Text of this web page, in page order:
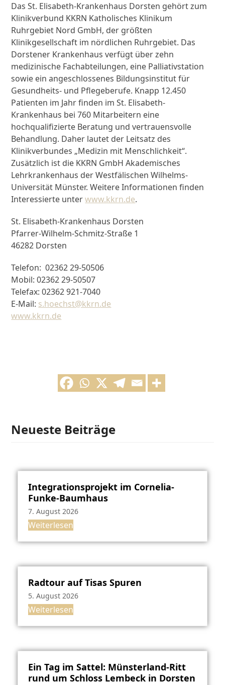
Das St. Elisabeth-Krankenhaus Dorsten gehört zum
Klinikverbund KKRN Katholisches Klinikum
Ruhrgebiet Nord GmbH, der größten
Klinikgesellschaft im nördlichen Ruhrgebiet. Das
Dorstener Krankenhaus verfügt über zehn
medizinische Fachabteilungen, eine Palliativstation
sowie ein angeschlossenes Bildungsinstitut für
Gesundheits- und Pflegeberufe. Knapp 12.450
Patienten im Jahr finden im St. Elisabeth-
Krankenhaus bei 760 Mitarbeitern eine
hochqualifizierte Beratung und vertrauensvolle
Behandlung. Daher lautet der Leitsatz des
Klinikverbundes „Medizin mit Menschlichkeit“.
Zusätzlich ist die KKRN GmbH Akademisches
Lehrkrankenhaus der Westfälischen Wilhelms-
Universität Münster. Weitere Informationen finden
Interessierte unterwww.kkrn.de.
St. Elisabeth-Krankenhaus Dorsten
Pfarrer-Wilhelm-Schmitz-Straße 1
46282 Dorsten
Telefon: 02362 29-50506
Mobil: 02362 29-50507
Telefax: 02362 921-7040
E-Mail: s.hoechst@kkrn.de
www.kkrn.de
Neueste Beiträge
Integrationsprojekt im Cornelia-
Funke-Baumhaus
7. August 2026
Weiterlesen
Radtour auf Tisas Spuren
5. August 2026
Weiterlesen
Ein Tag im Sattel: Münsterland-Ritt
rund um Schloss Lembeck in Dorsten